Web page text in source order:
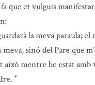
que et vulguis
la meva paraula; el
sinó del Pare que
això mentre he estat amb
*